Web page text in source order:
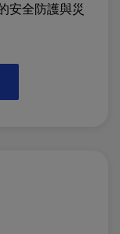
安全防護與災